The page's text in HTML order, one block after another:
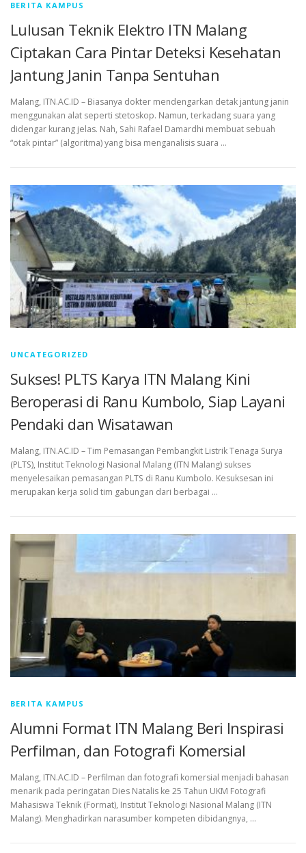
BERITA KAMPUS
Lulusan Teknik Elektro ITN Malang
Ciptakan Cara Pintar Deteksi Kesehatan
Jantung Janin Tanpa Sentuhan
Malang, ITN.AC.ID – Biasanya dokter mendengarkan detak jantung janin
menggunakan alat seperti stetoskop. Namun, terkadang suara yang
didengar kurang jelas. Nah, Sahi Rafael Damardhi membuat sebuah
“otak pintar” (algoritma) yang bisa menganalisis suara …
UNCATEGORIZED
Sukses! PLTS Karya ITN Malang Kini
Beroperasi di Ranu Kumbolo, Siap Layani
Pendaki dan Wisatawan
Malang, ITN.AC.ID – Tim Pemasangan Pembangkit Listrik Tenaga Surya
(PLTS), Institut Teknologi Nasional Malang (ITN Malang) sukses
menyelesaikan pemasangan PLTS di Ranu Kumbolo. Kesuksesan ini
merupakan kerja solid tim gabungan dari berbagai …
BERITA KAMPUS
Alumni Format ITN Malang Beri Inspirasi
Perfilman, dan Fotografi Komersial
Malang, ITN.AC.ID – Perfilman dan fotografi komersial menjadi bahasan
menarik pada peringatan Dies Natalis ke 25 Tahun UKM Fotografi
Mahasiswa Teknik (Format), Institut Teknologi Nasional Malang (ITN
Malang). Menghadirkan narasumber kompeten dibidangnya, …